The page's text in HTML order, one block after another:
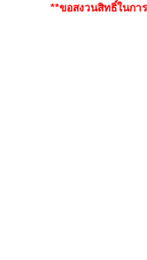
**ขอสงวนสิทธิ์ในกา